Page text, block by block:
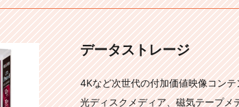
データストレージ
4Kなど次世代の付加価値映像コン
光ディスクメディア、磁気テープメ